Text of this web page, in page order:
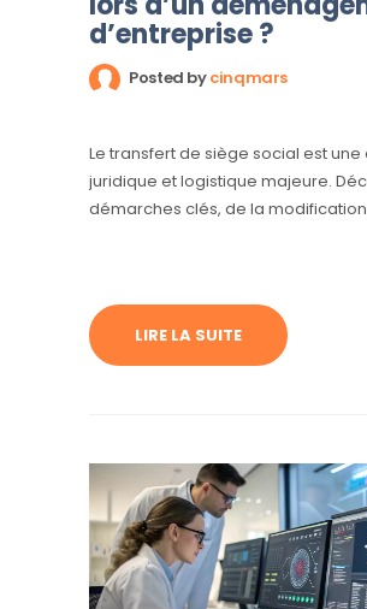
d’entreprise ?
Posted bycinqmars
Le transfert de siège social est
juridique et logistique majeure.
démarches clés, de la
LIRE LA SUITE